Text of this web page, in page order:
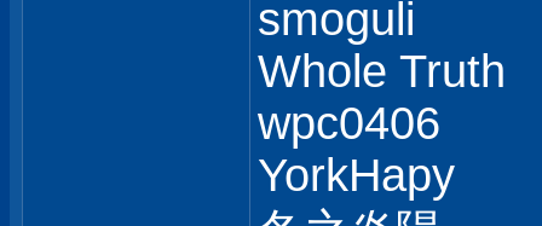
smoguli
Whole Truth
wpc0406
YorkHapy